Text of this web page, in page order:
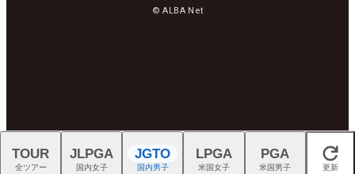
© ALBA Net
閉じる
TOUR
全ツアー
JLPGA
国内女子
JGTO
国内男子
LPGA
米国女子
PGA
米国男子 更新